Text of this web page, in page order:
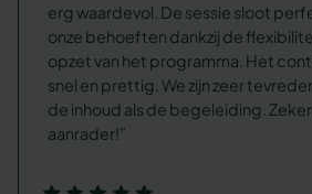
erg waardevol. De sessie sloot
onze behoeften dankzij de
opzet van het programma. Het
snel en prettig. We zijn zeer
de inhoud als de begeleiding.
aanrader!